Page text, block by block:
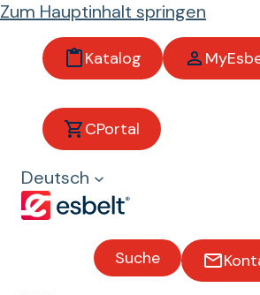
Zum Hauptinhalt springen
Katalog
CPortal
Deutsch
Suche
Becher
Arten von Bechern
Becherwerke aus
Polyamid.